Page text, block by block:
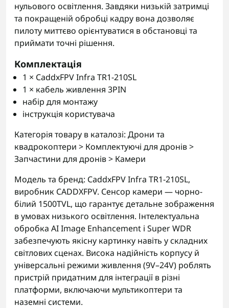
нульового освітлення. Завдяки низькій затримці
та покращеній обробці кадру вона дозволяє
пилоту миттєво орієнтуватися в обстановці та
приймати точні рішення.
Комплектація
1 × CaddxFPV Infra TR1-210SL
1 × кабель живлення 3PIN
набір для монтажу
інструкція користувача
Категорія товару в каталозі: Дрони та
квадрокоптери > Комплектуючі для дронів >
Запчастини для дронів > Камери
Модель та бренд: CaddxFPV Infra TR1-210SL,
виробник CADDXFPV. Сенсор камери — чорно-
білий 1500TVL, що гарантує детальне зображення
в умовах низького освітлення. Інтелектуальна
обробка AI Image Enhancement і Super WDR
забезпечують якісну картинку навіть у складних
світлових сценах. Висока надійність корпусу й
універсальні режими живлення (9V–24V) роблять
пристрій придатним для інтеграції в різні
платформи, включаючи мультикоптери та
наземні системи.